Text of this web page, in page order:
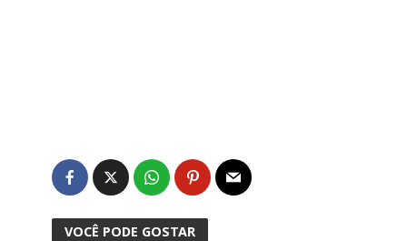
VOCÊ PODE GOSTAR